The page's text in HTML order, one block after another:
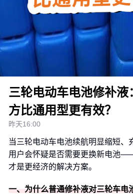
三轮电动车电池修补
方比通用型更有效？
昨天16:00
当三轮电动车电池续航明显缩短、
用户会怀疑是否需要更换新电池
才是更经济的解决方案。
一、为什么普通修补液对三轮车电